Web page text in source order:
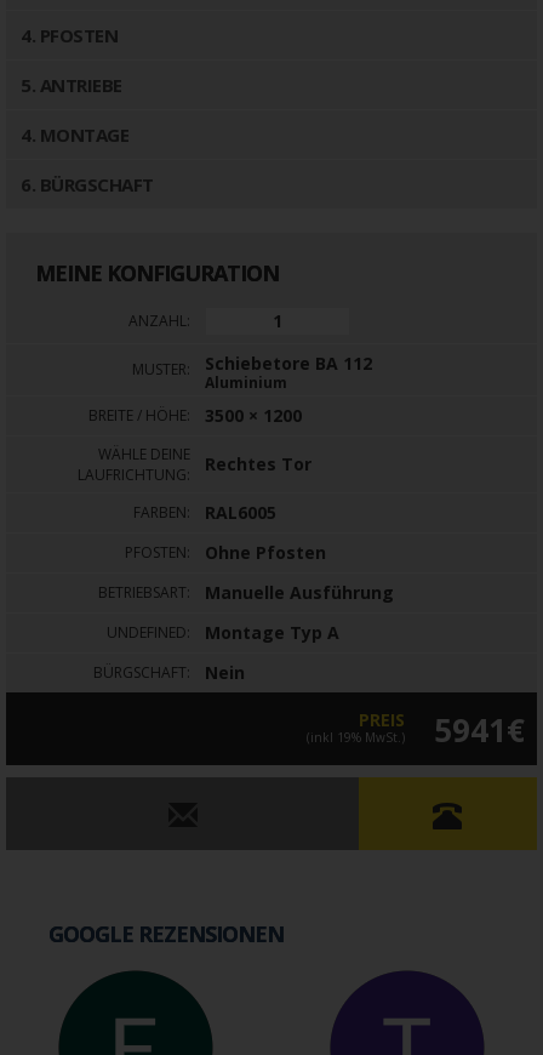
4. PFOSTEN
5. ANTRIEBE
4. MONTAGE
6. BÜRGSCHAFT
MEINE KONFIGURATION
ANZAHL:
MUSTER: Schiebetore BA 112
Aluminium
BREITE / HÖHE: 3500 × 1200
WÄHLE DEINE
LAUFRICHTUNG:
Rechtes Tor
FARBEN: RAL6005
PFOSTEN: Ohne Pfosten
BETRIEBSART: Manuelle Ausführung
UNDEFINED: Montage Typ A
BÜRGSCHAFT: Nein
PREIS
(inkl 19% MwSt.) 5941€
GOOGLE REZENSIONEN